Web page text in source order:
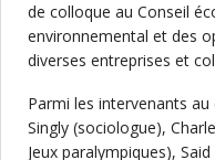
de colloque au Conseil
environnemental et des
diverses entreprises et
Parmi les intervenants
Singly (sociologue),
Jeux paralympiques),